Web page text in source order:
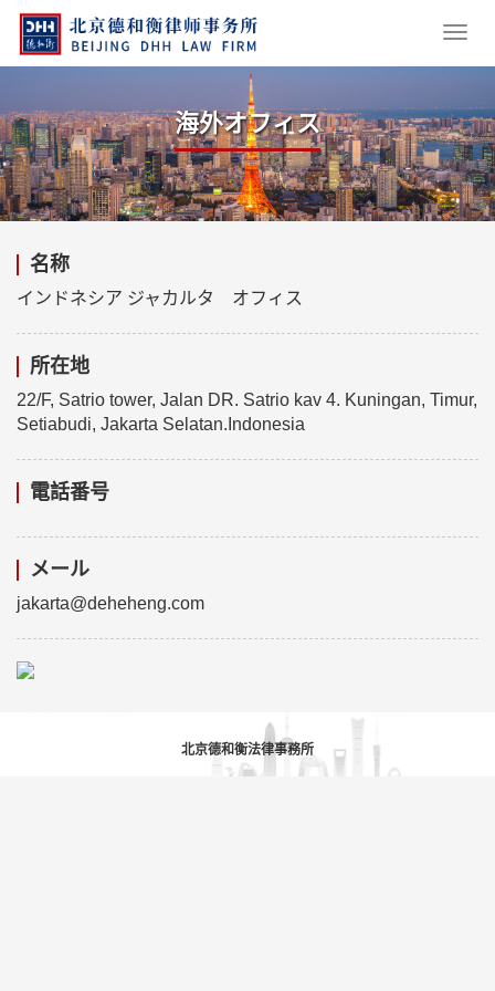
海外オフィス
名称
インドネシア ジャカルタ オフィス
所在地
22/F, Satrio tower, Jalan DR. Satrio kav 4. Kuningan, Timur,
Setiabudi, Jakarta Selatan.Indonesia
電話番号
メール
jakarta@deheheng.com
北京德和衡法律事務所